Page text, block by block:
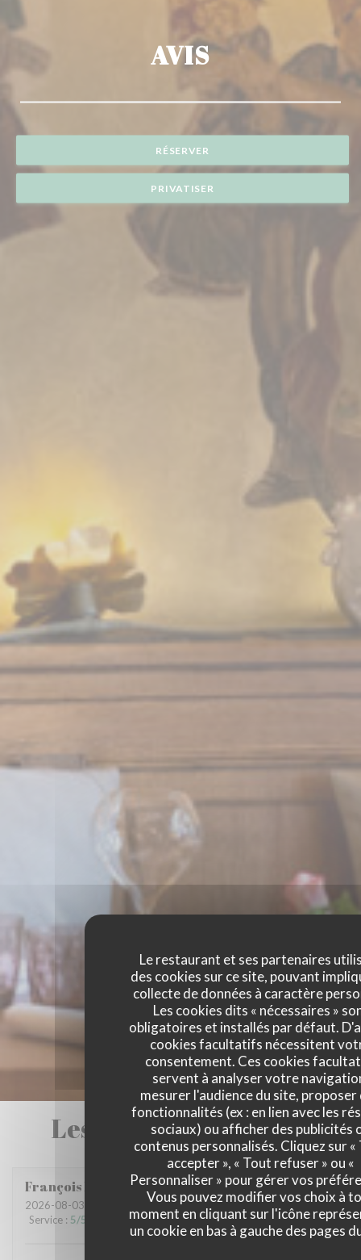
Le restaurant et ses partenaires
des cookies sur ce site, pouvant
collecte de données à caractère
Les cookies dits « nécessaires »
obligatoires et installés par défaut.
cookies facultatifs nécessitent
consentement. Ces cookies
servent à analyser votre
mesurer l'audience du site, proposer
fonctionnalités (ex : en lien avec les
sociaux) ou afficher des publicités
contenus personnalisés. Cliquez sur «
accepter », « Tout refuser » ou «
Personnaliser » pour gérer vos
Vous pouvez modifier vos choix à
moment en cliquant sur l'icône
un cookie en bas à gauche des pages
AVIS
RÉSERVER
PRIVATISER
Les avis de nos clients
François
2026-08-03 - 20:00 - Couverts 3
Service : 5/5 Ambiance:5/5 Cuisine :5/5 Qualité / Prix:5/5